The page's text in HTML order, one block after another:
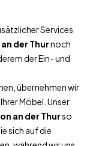
Services
der Thurnoch
der Ein- und
übernehmen wir
Möbel. Unser
an der Thurso
sich auf die